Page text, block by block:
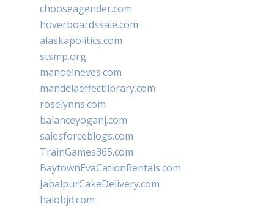
chooseagender.com
hoverboardssale.com
alaskapolitics.com
stsmp.org
manoelneves.com
mandelaeffectlibrary.com
roselynns.com
balanceyoganj.com
salesforceblogs.com
TrainGames365.com
BaytownEvaCationRentals.com
JabalpurCakeDelivery.com
halobjd.com